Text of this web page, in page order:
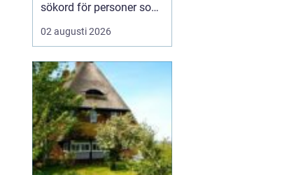
sökord för personer som
vill få en tydlig bild av
sitt hälsoläge, upptäcka
medicinsk vägledning.
Många har en aktiv
vardag, ett krävande
jobb och begränsat med
tid, men vill ändå h...
02 augusti 2026